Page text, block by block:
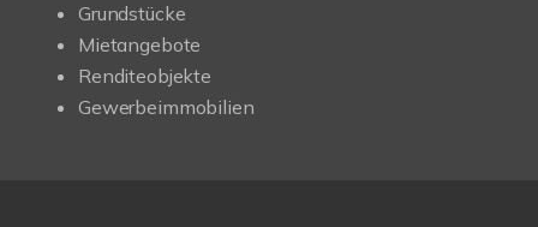
Grundstücke
Mietangebote
Renditeobjekte
Gewerbeimmobilien